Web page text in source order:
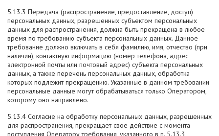
5.13.3 Передача (распространение, предоставление, доступ)
персональных данных, разрешенных субъектом персональных
данных для распространения, должна быть прекращена в любое
время по требованию субъекта персональных данных. Данное
требование должно включать в себя фамилию, имя, отчество (при
наличии), контактную информацию (номер телефона, адрес
электронной почты или почтовый адрес) субъекта персональных
данных, а также перечень персональных данных, обработка
которых подлежит прекращению. Указанные в данном требовании
персональные данные могут обрабатываться только Оператором,
которому оно направлено.
5.13.4 Согласие на обработку персональных данных, разрешенных
для распространения, прекращает свое действие с момента
поступления Оператору требования, указанного в п. 5.13.3